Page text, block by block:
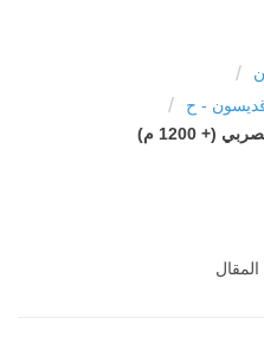
/
- ح /
(+ 1200 م)